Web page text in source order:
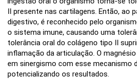
II presente nas cartilagens. Então, ao
digestivo, é reconhecido pelo
o sistema imune, causando uma
tolerância oral do colágeno tipo II
inflamação da articulação. O
em sinergismo com esse mecanismo
potencializando os resultados.